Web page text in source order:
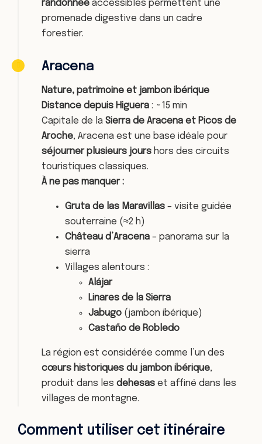
randonnéeaccessibles permettent une
promenade digestive dans un cadre
forestier.
Aracena
Nature, patrimoine et jambon ibérique
Distance depuis Higuera: ~15 min
Capitale de la Sierra de Aracena et Picos de
Aroche, Aracena est une base idéale pour
séjourner plusieurs jourshors des circuits
touristiques classiques.
À ne pas manquer :
Gruta de las Maravillas– visite guidée
souterraine (≈2 h)
Château d’Aracena– panorama sur la
sierra
Villages alentours :
Alájar
Linares de la Sierra
Jabugo(jambon ibérique)
Castaño de Robledo
La région est considérée comme l’un des
cœurs historiques du jambon ibérique,
produit dans les dehesaset affiné dans les
villages de montagne.
Comment utiliser cet itinéraire